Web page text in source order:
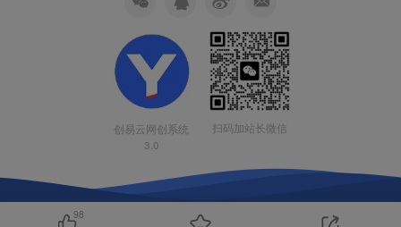
创易云网创系统
3.0
扫码加站长微信
98